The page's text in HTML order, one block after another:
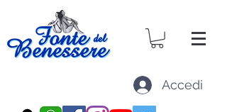
Accedi